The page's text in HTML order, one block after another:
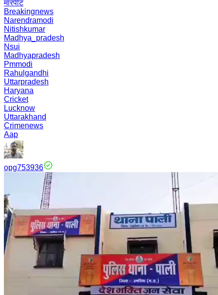
मारपीट
Breakingnews
Narendramodi
Nitishkumar
Madhya_pradesh
Nsui
Madhyapradesh
Pmmodi
Rahulgandhi
Uttarpradesh
Haryana
Cricket
Lucknow
Uttarakhand
Crimenews
Aap
opg753936